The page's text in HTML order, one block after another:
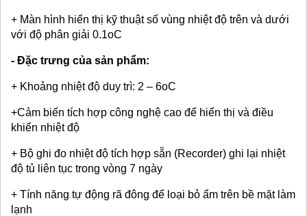
+ Màn hình hiển thị kỹ thuật số vùng nhiệt độ trên và dưới
với độ phân giải 0.1oC
- Đặc trưng của sản phẩm:
+ Khoảng nhiệt độ duy trì: 2 – 6oC
+Cảm biến tích hợp công nghệ cao để hiển thị và điều
khiển nhiệt độ
+ Bộ ghi đo nhiệt độ tích hợp sẵn (Recorder) ghi lại nhiệt
độ tủ liên tục trong vòng 7 ngày
+ Tính năng tự động rã đông để loại bỏ ẩm trên bề mặt làm
lạnh